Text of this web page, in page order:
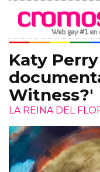
Katy
Witness?'
LA REINA DEL